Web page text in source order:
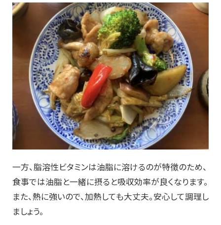
一方、脂溶性ビタミンは油脂に溶けるのが特徴のため、
食事では油脂と一緒に摂ると吸収効率が良くなります。
また、熱に強いので、加熱しても大丈夫。安心して調理し
ましょう。